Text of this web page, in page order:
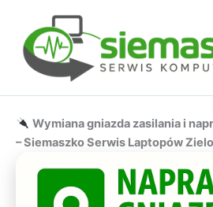
treści
Wymiana gniazda zasilania i
– Siemaszko Serwis Laptopów